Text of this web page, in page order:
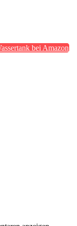
bei Amazon